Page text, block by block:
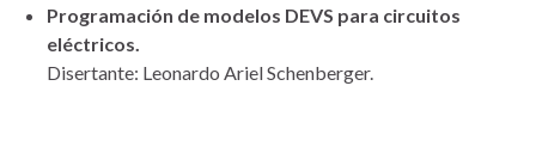
Programación de modelos DEVS para circuitos
eléctricos.
Disertante: Leonardo Ariel Schenberger.